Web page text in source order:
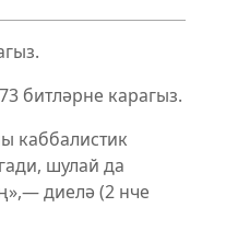
битләрне карагыз.
каббалистик
шулай да
диелә (2 нче